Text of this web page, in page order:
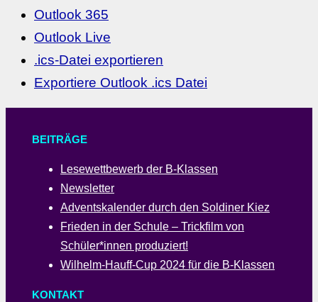
Outlook 365
Outlook Live
.ics-Datei exportieren
Exportiere Outlook .ics Datei
BEITRÄGE
Lesewettbewerb der B-Klassen
Newsletter
Adventskalender durch den Soldiner Kiez
Frieden in der Schule – Trickfilm von
Schüler*innen produziert!
Wilhelm-Hauff-Cup 2024 für die B-Klassen
KONTAKT